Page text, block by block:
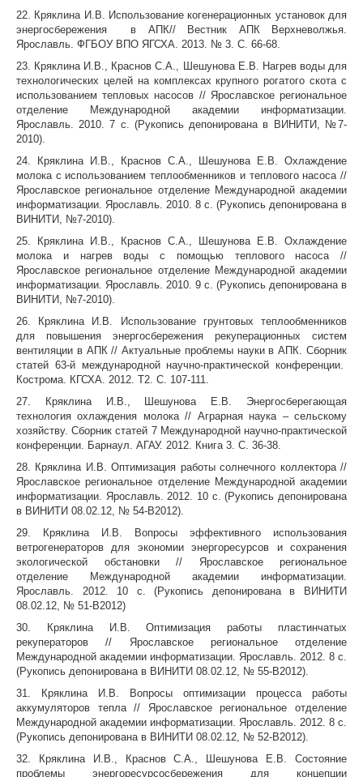
22. Кряклина И.В. Использование когенерационных установок для
энергосбережения в АПК// Вестник АПК Верхневолжья.
Ярославль. ФГБОУ ВПО ЯГСХА. 2013. № 3. С. 66-68.
23. Кряклина И.В., Краснов С.А., Шешунова Е.В. Нагрев воды для
технологических целей на комплексах крупного рогатого скота с
использованием тепловых насосов // Ярославское региональное
отделение Международной академии информатизации.
Ярославль. 2010. 7 с. (Рукопись депонирована в ВИНИТИ, №7-
2010).
24. Кряклина И.В., Краснов С.А., Шешунова Е.В. Охлаждение
молока с использованием теплообменников и теплового насоса //
Ярославское региональное отделение Международной академии
информатизации. Ярославль. 2010. 8 с. (Рукопись депонирована в
ВИНИТИ, №7-2010).
25. Кряклина И.В., Краснов С.А., Шешунова Е.В. Охлаждение
молока и нагрев воды с помощью теплового насоса //
Ярославское региональное отделение Международной академии
информатизации. Ярославль. 2010. 9 с. (Рукопись депонирована в
ВИНИТИ, №7-2010).
26. Кряклина И.В. Использование грунтовых теплообменников
для повышения энергосбережения рекуперационных систем
вентиляции в АПК // Актуальные проблемы науки в АПК. Сборник
статей 63-й международной научно-практической конференции.
Кострома. КГСХА. 2012. Т2. С. 107-111.
27. Кряклина И.В., Шешунова Е.В. Энергосберегающая
технология охлаждения молока // Аграрная наука – сельскому
хозяйству. Сборник статей 7 Международной научно-практической
конференции. Барнаул. АГАУ. 2012. Книга 3. С. 36-38.
28. Кряклина И.В. Оптимизация работы солнечного коллектора //
Ярославское региональное отделение Международной академии
информатизации. Ярославль. 2012. 10 с. (Рукопись депонирована
в ВИНИТИ 08.02.12, № 54-В2012).
29. Кряклина И.В. Вопросы эффективного использования
ветрогенераторов для экономии энергоресурсов и сохранения
экологической обстановки // Ярославское региональное
отделение Международной академии информатизации.
Ярославль. 2012. 10 с. (Рукопись депонирована в ВИНИТИ
08.02.12, № 51-В2012)
30. Кряклина И.В. Оптимизация работы пластинчатых
рекуператоров // Ярославское региональное отделение
Международной академии информатизации. Ярославль. 2012. 8 с.
(Рукопись депонирована в ВИНИТИ 08.02.12, № 55-В2012).
31. Кряклина И.В. Вопросы оптимизации процесса работы
аккумуляторов тепла // Ярославское региональное отделение
Международной академии информатизации. Ярославль. 2012. 8 с.
(Рукопись депонирована в ВИНИТИ 08.02.12, № 52-В2012).
32. Кряклина И.В., Краснов С.А., Шешунова Е.В. Состояние
проблемы энергоресурсосбережения для концепции